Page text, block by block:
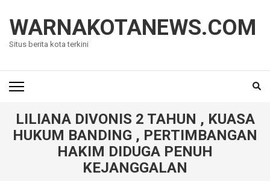
konten
(Tekan
WARNAKOTANEWS.COM
Situs berita kota terkini
LILIANA DIVONIS 2 TAHUN , KUASA
HUKUM BANDING , PERTIMBANGAN
HAKIM DIDUGA PENUH
KEJANGGALAN